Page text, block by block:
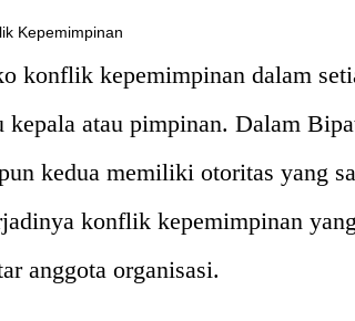
Kepemimpinan
konflik kepemimpinan dalam
atau pimpinan. Dalam
kedua memiliki otoritas yang
konflik kepemimpinan
anggota organisasi.